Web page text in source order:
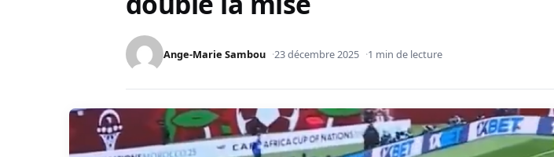
Ange-Marie Sambou 23 décembre 2025 1 min de lecture